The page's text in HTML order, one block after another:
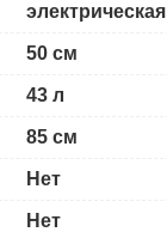
электрическая
50 см
43 л
85 см
Нет
Нет